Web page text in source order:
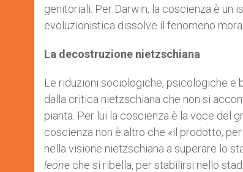
genitoriali. Per Darwin, la coscienza è un
evoluzionistica dissolve il fenomeno
La decostruzione nietzschiana
Le riduzioni sociologiche, psicologiche e
dalla critica nietzschiana che non si
pianta. Per lui la coscienza è la voce del
coscienza non è altro che «il prodotto,
nella visione nietzschiana a superare lo
leone che si ribella, per stabilirsi nello